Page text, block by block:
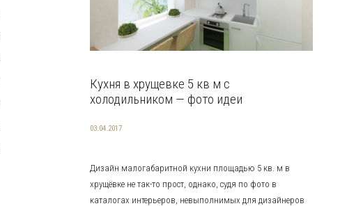
Кухня в хрущевке 5 кв м с
холодильником — фото идеи
03.04.2017
Дизайн малогабаритной кухни площадью 5 кв. м в
хрущёвке не так-то прост, однако, судя по фото в
каталогах интерьеров, невыполнимых для дизайнеров